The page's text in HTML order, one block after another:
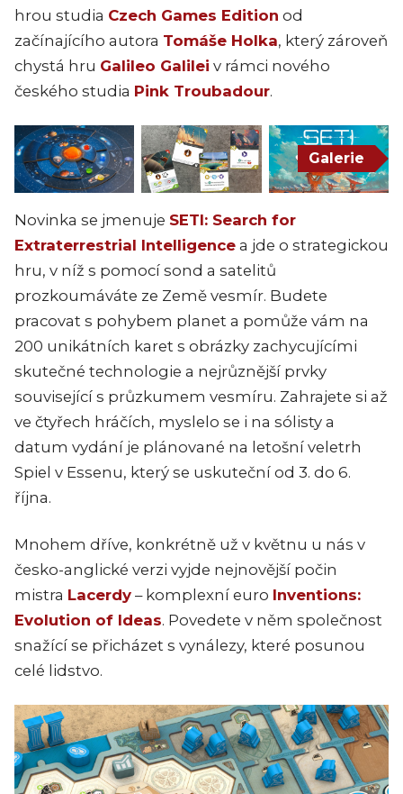
hrou studia Czech Games Edition od
začínajícího autora Tomáše Holka, který zároveň
chystá hru Galileo Galilei v rámci nového
českého studia Pink Troubadour.
Galerie
Novinka se jmenuje SETI: Search for
Extraterrestrial Intelligence a jde o strategickou
hru, v níž s pomocí sond a satelitů
prozkoumáváte ze Země vesmír. Budete
pracovat s pohybem planet a pomůže vám na
200 unikátních karet s obrázky zachycujícími
skutečné technologie a nejrůznější prvky
související s průzkumem vesmíru. Zahrajete si až
ve čtyřech hráčích, myslelo se i na sólisty a
datum vydání je plánované na letošní veletrh
Spiel v Essenu, který se uskuteční od 3. do 6.
října.
Mnohem dříve, konkrétně už v květnu u nás v
česko-anglické verzi vyjde nejnovější počin
mistra Lacerdy – komplexní euro Inventions:
Evolution of Ideas. Povedete v něm společnost
snažící se přicházet s vynálezy, které posunou
celé lidstvo.